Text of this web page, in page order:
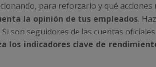
para reforzarlo y qué
la opinión de tus empleados.
son seguidores de las cuentas
los indicadores clave de